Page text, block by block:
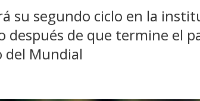
su segundo ciclo en la
después de que termine el
del Mundial